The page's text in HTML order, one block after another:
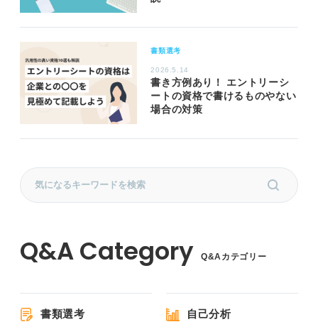
書類選考
2026.5.14
書き方例あり！ エントリーシ
ートの資格で書けるものやない
場合の対策
Q&Aカテゴリー
書類選考 自己分析